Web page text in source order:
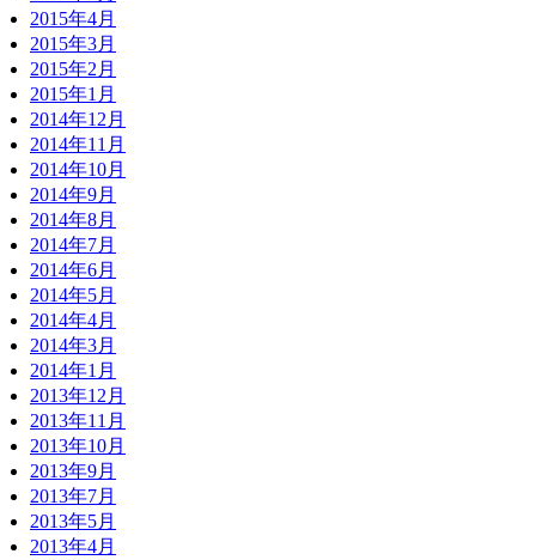
2015年4月
2015年3月
2015年2月
2015年1月
2014年12月
2014年11月
2014年10月
2014年9月
2014年8月
2014年7月
2014年6月
2014年5月
2014年4月
2014年3月
2014年1月
2013年12月
2013年11月
2013年10月
2013年9月
2013年7月
2013年5月
2013年4月